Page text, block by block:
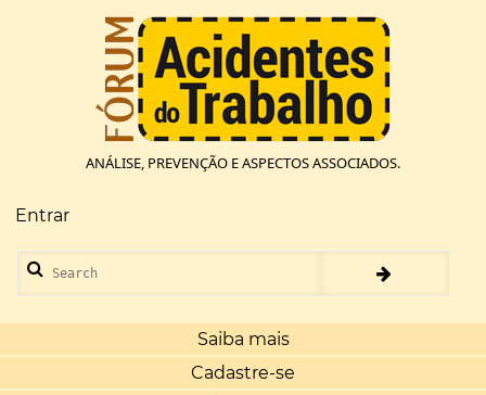
ANÁLISE, PREVENÇÃO E ASPECTOS ASSOCIADOS.
Menu
de
conta
de
usuário
Entrar
Search
Saiba mais
Cadastre-se